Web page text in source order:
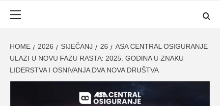
HOME 2026 SIJEČANJ 26
ASA CENTRAL OSIGURANJE
ULAZI U NOVU FAZU RASTA: 2025. GODINA U ZNAKU
LIDERSTVA I OSNIVANJA DVA NOVA DRUŠTVA